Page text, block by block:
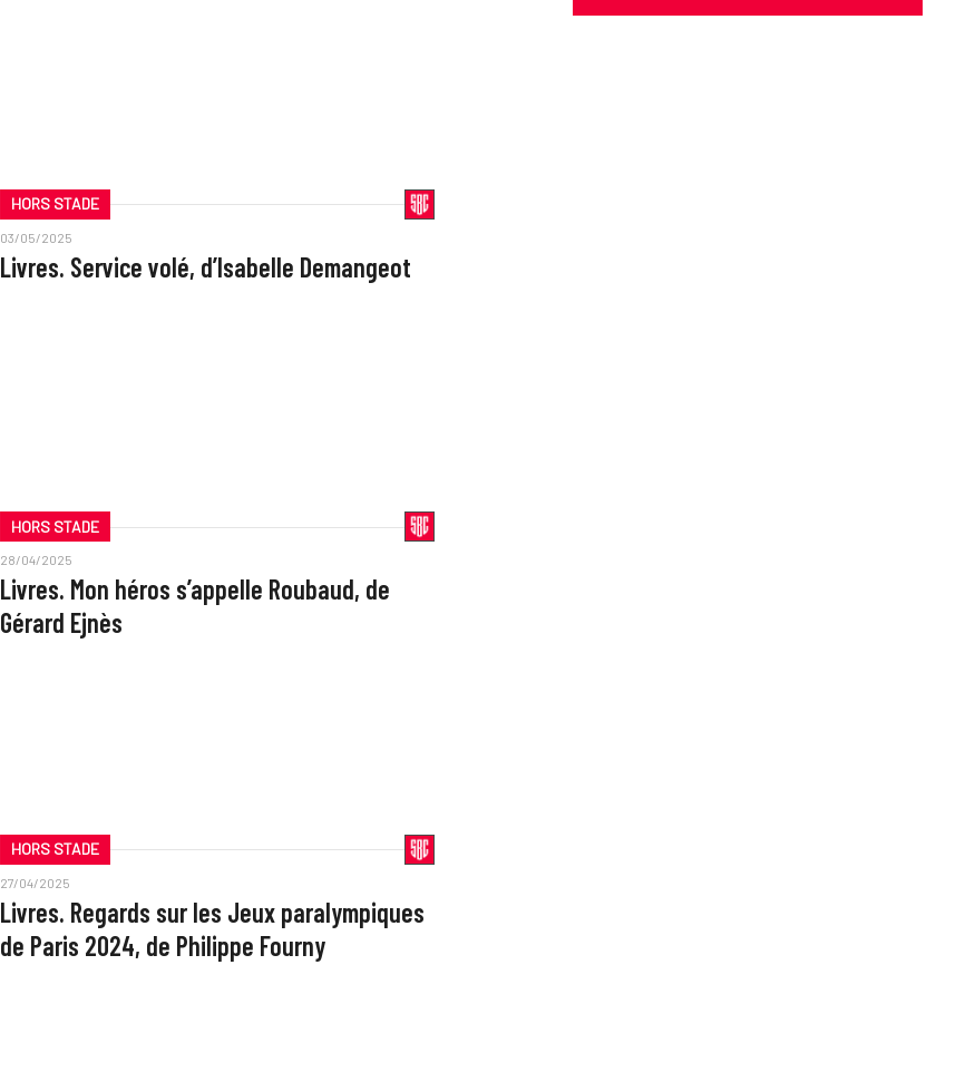
HORS STADE
03/05/2025
Livres. Service volé, d’Isabelle Demangeot
HORS STADE
28/04/2025
Livres. Mon héros s’appelle Roubaud, de
Gérard Ejnès
HORS STADE
27/04/2025
Livres. Regards sur les Jeux paralympiques
de Paris 2024, de Philippe Fourny